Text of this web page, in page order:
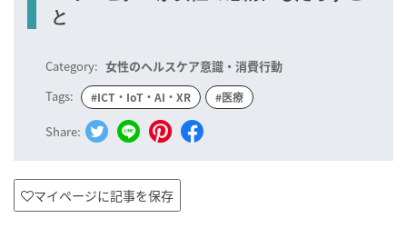
と
Category: 女性のヘルスケア意識・消費行動
Tags:
#ICT・IoT・AI・XR #医療
Share:
マイページに記事を保存